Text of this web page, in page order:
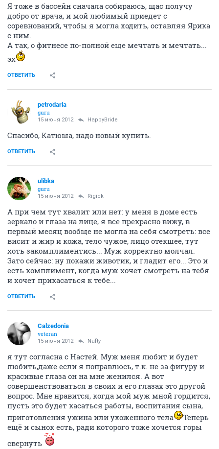
Я тоже в бассейн сначала собираюсь, щас получу
добро от врача, и мой любимый приедет с
соревнований, чтобы я могла ходить, оставляя Ярика
с ним.
А так, о фитнесе по-полной еще мечтать и мечтать...
эх
ОТВЕТИТЬ
petrodaria
guru
15 июня 2012 HappyBride
Спасибо, Катюша, надо новый купить.
ОТВЕТИТЬ
ulibka
guru
15 июня 2012 Rigick
А при чем тут хвалит или нет: у меня в доме есть
зеркало и глаза на лице, я все прекрасно вижу, в
первый месяц вообще не могла на себя смотреть: все
висит и жир и кожа, тело чужое, лицо отекшее, тут
хоть закомплиментись... Муж корректно молчал.
Зато сейчас: ну покажи животик, и гладит его... Это и
есть комплимент, когда муж хочет смотреть на тебя
и хочет прикасаться к тебе...
ОТВЕТИТЬ
Calzedonia
veteran
15 июня 2012 Nafty
я тут согласна с Настей. Муж меня любит и будет
любить,даже если я поправлюсь, т.к. не за фигуру и
красивые глаза он на мне женился. А вот
совершенствоваться в своих и его глазах это другой
вопрос. Мне нравится, когда мой муж мной гордится,
пусть это будет касаться работы, воспитания сына,
приготовления ужина или ухоженного тела
Теперь
ещё и сынок есть, ради которого тоже хочется горы
свернуть